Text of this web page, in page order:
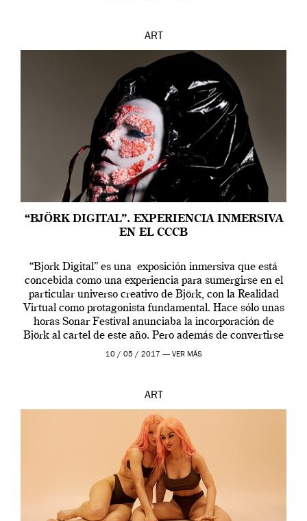
ART
“BJÖRK DIGITAL”. EXPERIENCIA INMERSIVA
EN EL CCCB
“Bjork Digital” es una exposición inmersiva que está
concebida como una experiencia para sumergirse en el
particular universo creativo de Björk, con la Realidad
Virtual como protagonista fundamental. Hace sólo unas
horas Sonar Festival anunciaba la incorporación de
Björk al cartel de este año. Pero además de convertirse
en una de las actuaciones más relevantes […]
10 / 05 / 2017 — VER MÁS
ART